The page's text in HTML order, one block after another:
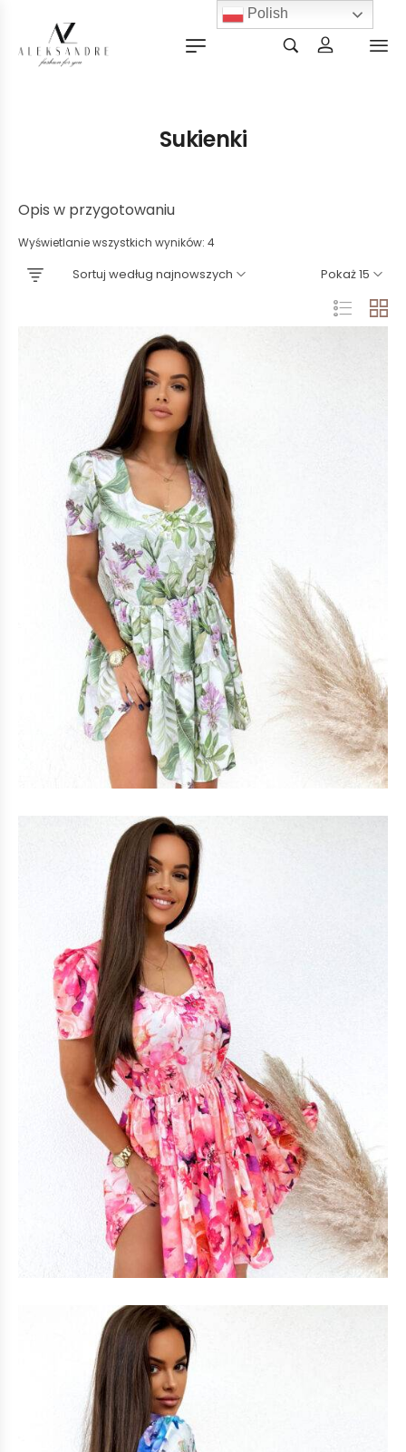
Sukienki
Opis w przygotowaniu
Wyświetlanie wszystkich wyników: 4
Pokaż 15
Sortuj według najnowszych
Polish